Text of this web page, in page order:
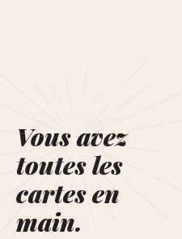
Vous avez
toutes les
cartes en
main.